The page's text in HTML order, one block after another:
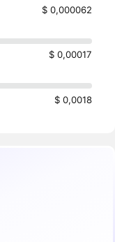
$ 0,000062
$ 0,00017
$ 0,0018